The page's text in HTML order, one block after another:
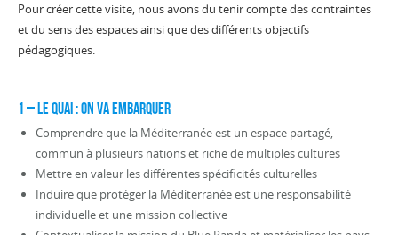
Pour créer cette visite, nous avons du tenir compte des contraintes
et du sens des espaces ainsi que des différents objectifs
pédagogiques.
1 – LE QUAI : On va embarquer
Comprendre que la Méditerranée est un espace partagé,
commun à plusieurs nations et riche de multiples cultures
Mettre en valeur les différentes spécificités culturelles
Induire que protéger la Méditerranée est une responsabilité
individuelle et une mission collective